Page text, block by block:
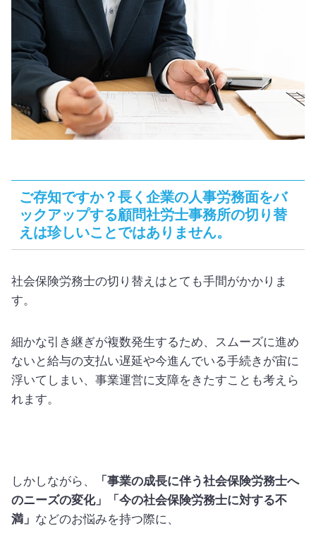
ご存知ですか？長く企業の人事労務面をバ
ックアップする顧問社労士事務所の切り替
えは珍しいことではありません。
社会保険労務士の切り替えはとても手間がかかりま
す。
細かな引き継ぎが複数発生するため、スムーズに進め
ないと給与の支払い遅延や今進んでいる手続きが宙に
浮いてしまい、事業運営に支障をきたすことも考えら
れます。
しかしながら、
「事業の成長に伴う社会保険労務士へ
のニーズの変化」「今の社会保険労務士に対する不
満」 などのお悩みを持つ際に、